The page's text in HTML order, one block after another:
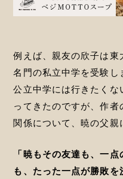
例えば、親友の欣子は東
名門の私立中学を受験
公立中学には行きたく
ってきたのですが、作
関係について、暁の父親
「暁もその友達も、一
も、たった一点が勝敗